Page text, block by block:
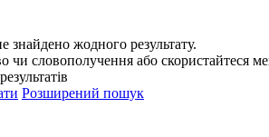
знайдено жодного результату.
чи словополучення або скористайтеся
результатів
Розширений пошук